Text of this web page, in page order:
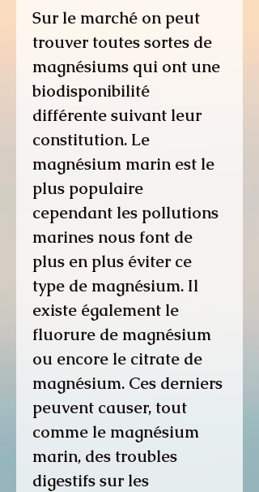
Sur le marché on peut
trouver toutes sortes de
magnésiums qui ont une
biodisponibilité
différente suivant leur
constitution. Le
magnésium marin est le
plus populaire
cependant les pollutions
marines nous font de
plus en plus éviter ce
type de magnésium. Il
existe également le
fluorure de magnésium
ou encore le citrate de
magnésium. Ces derniers
peuvent causer, tout
comme le magnésium
marin, des troubles
digestifs sur les